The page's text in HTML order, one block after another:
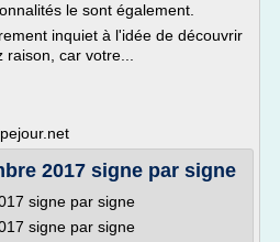
le sont également.
inquiet à l'idée de découvrir
car votre...
2017 signe par signe
signe par signe
signe par signe